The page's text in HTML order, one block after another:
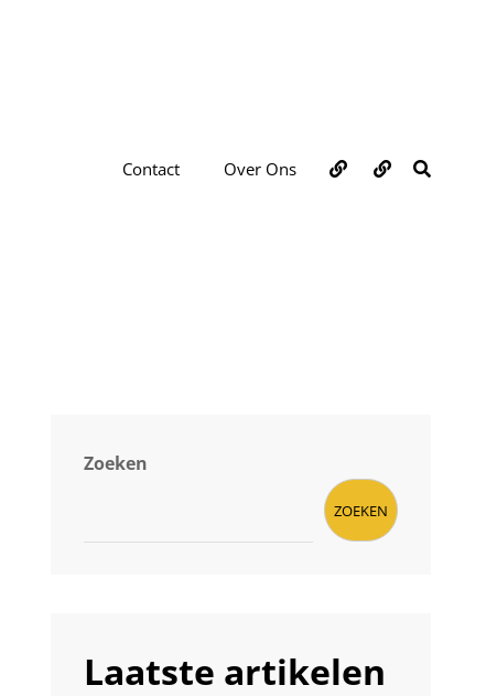
Contact Over Ons Over
ons
Contact
Zoeken
ZOEKEN
Laatste artikelen